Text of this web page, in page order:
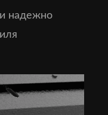
надежно